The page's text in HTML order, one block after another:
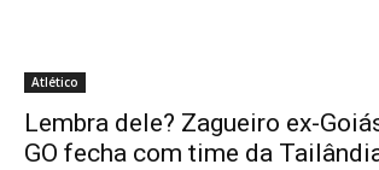
Atlético
Lembra dele? Zagueiro ex-
GO fecha com time da